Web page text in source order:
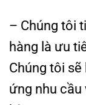
– Chúng tôi
hàng là ưu
Chúng tôi
ứng nhu